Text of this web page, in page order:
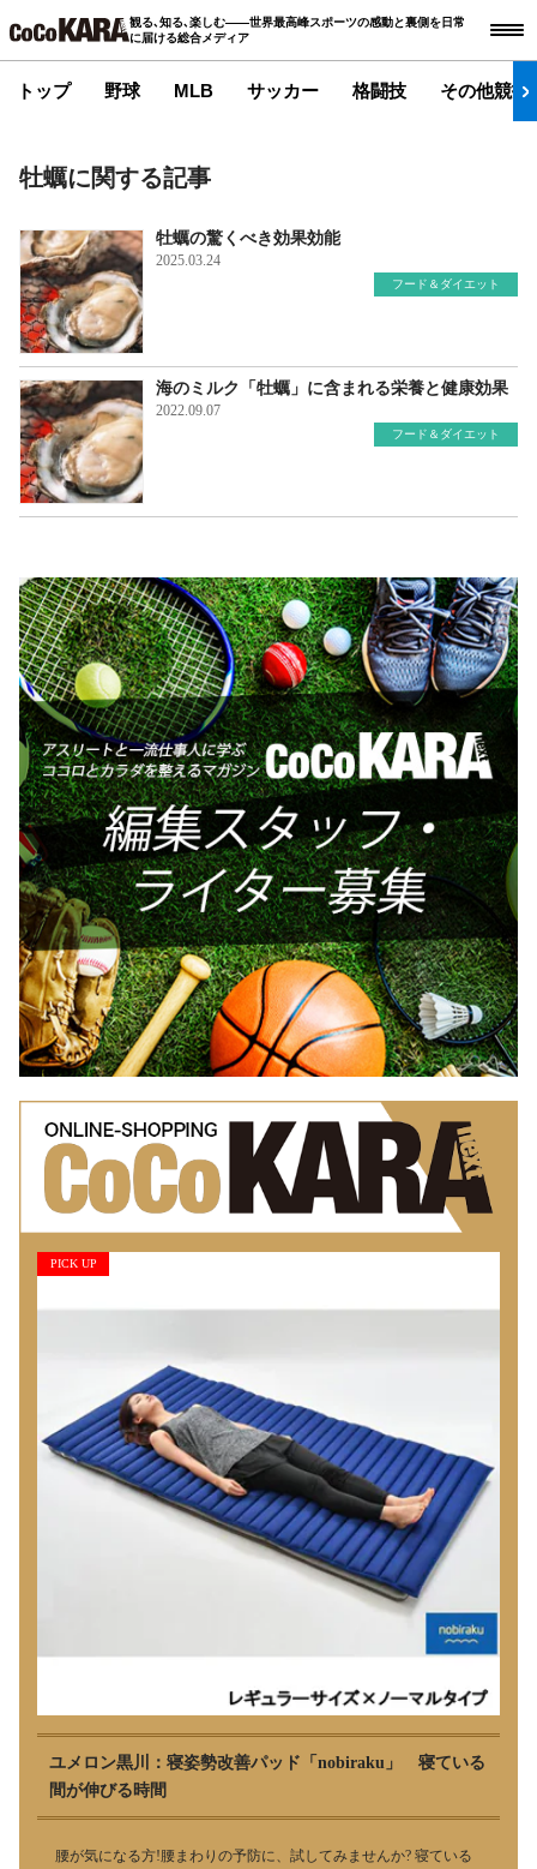
観る､知る､楽しむ――世界最高峰スポーツの感動と裏側を日常
に届ける総合メディア
トップ 野球 MLB サッカー 格闘技 その他競技
牡蠣に関する記事
牡蠣の驚くべき効果効能
2025.03.24
フード＆ダイエット
海のミルク「牡蠣」に含まれる栄養と健康効果
2022.09.07
フード＆ダイエット
PICK UP
ユメロン黒川：寝姿勢改善パッド「nobiraku」 寝ている
間が伸びる時間
腰が気になる方!腰まわりの予防に、試してみませんか? 寝ている